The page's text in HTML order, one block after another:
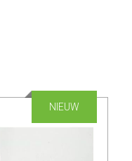
NIEUW